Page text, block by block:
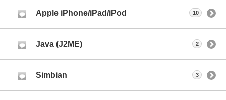
Apple iPhone/iPad/iPod 10
Java (J2ME) 2
Simbian 3